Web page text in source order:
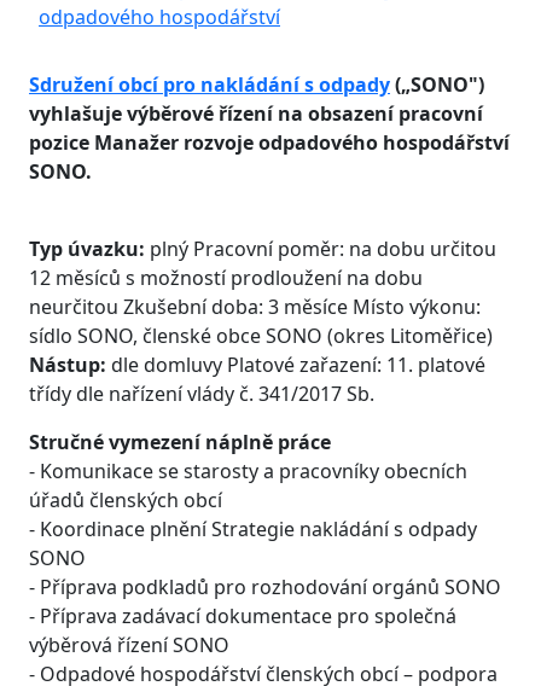
Sdružení obcí pro nakládání s odpady(„SONO")
vyhlašuje výběrové řízení na obsazení pracovní
pozice Manažer rozvoje odpadového hospodářství
SONO.
Typ úvazku: plný Pracovní poměr: na dobu určitou
12 měsíců s možností prodloužení na dobu
neurčitou Zkušební doba: 3 měsíce Místo výkonu:
sídlo SONO, členské obce SONO (okres Litoměřice)
Nástup: dle domluvy Platové zařazení: 11. platové
třídy dle nařízení vlády č. 341/2017 Sb.
Stručné vymezení náplně práce
- Komunikace se starosty a pracovníky obecních
úřadů členských obcí
- Koordinace plnění Strategie nakládání s odpady
SONO
- Příprava podkladů pro rozhodování orgánů SONO
- Příprava zadávací dokumentace pro společná
výběrová řízení SONO
- Odpadové hospodářství členských obcí – podpora